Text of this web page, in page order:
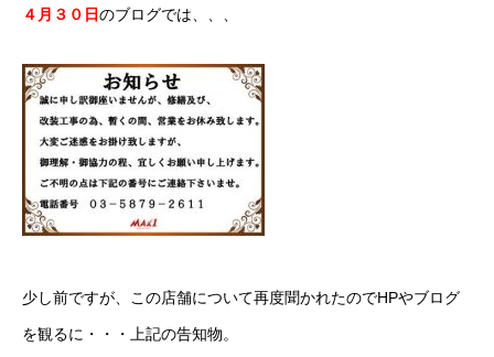
４月３０日のブログでは、、、
少し前ですが、この店舗について再度聞かれたのでHPやブログ
を観るに・・・上記の告知物。